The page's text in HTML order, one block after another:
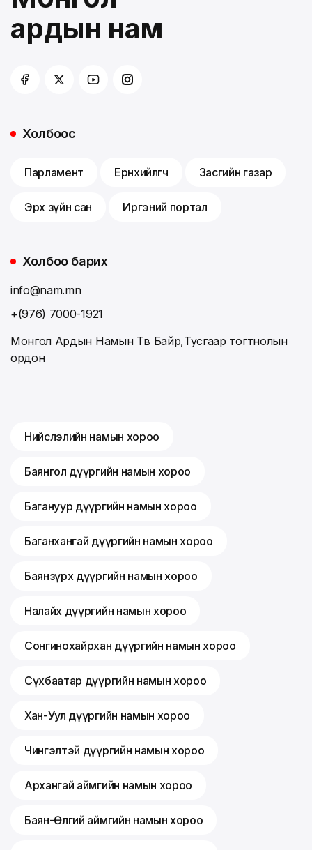
ардын нам
Холбоос
Парламент Ерөнхийлөгч Засгийн газар
Эрх зүйн сан Иргэний портал
Холбоо барих
info@nam.mn
+(976) 7000-1921
Монгол Ардын Намын Төв Байр,Тусгаар тогтнолын
ордон
Нийслэлийн намын хороо
Баянгол дүүргийн намын хороо
Багануур дүүргийн намын хороо
Баганхангай дүүргийн намын хороо
Баянзүрх дүүргийн намын хороо
Налайх дүүргийн намын хороо
Сонгинохайрхан дүүргийн намын хороо
Сүхбаатар дүүргийн намын хороо
Хан-Уул дүүргийн намын хороо
Чингэлтэй дүүргийн намын хороо
Архангай аймгийн намын хороо
Баян-Өлгий аймгийн намын хороо